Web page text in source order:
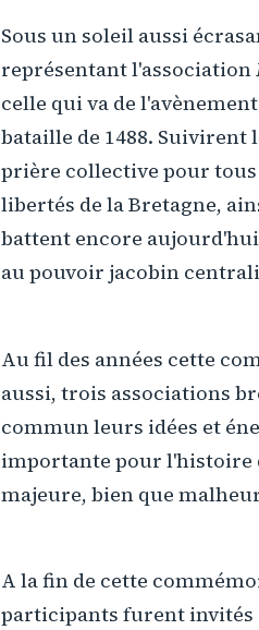
Sous un soleil aussi
représentant l'association
celle qui va de
bataille de 1488. Suivirent
prière collective pour
libertés de la Bretagne,
battent encore
au pouvoir jacobin
Au fil des années cette
aussi, trois associations
commun leurs idées et
importante pour l'histoire
majeure, bien que
A la fin de cette
participants furent invités